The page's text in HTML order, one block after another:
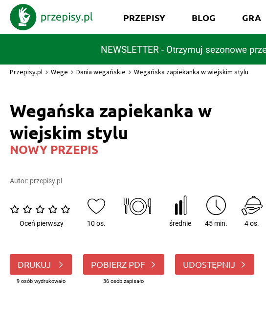
NEWSLETTER - Otrzymuj sezonowe
PRZEPISY BLOG GRA
Przepisy.pl Wege Dania wegańskie Wegańska zapiekanka w wiejskim stylu
Wegańska zapiekanka w
wiejskim stylu
NOWY PRZEPIS
Autor: przepisy.pl
Oceń pierwszy 10 os. średnie 45 min. 4 os.
DRUKUJ
9 osób wydrukowało
POBIERZ PDF
36 osób zapisało
UDOSTĘPNIJ